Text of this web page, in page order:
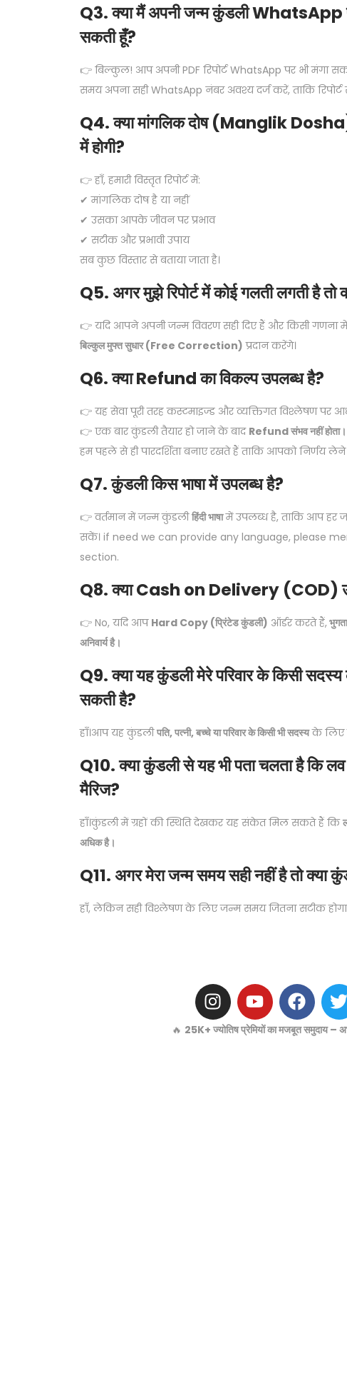
Q3. क्या मैं अपनी जन्म कुंडली WhatsApp
सकती हूँ?
👉 बिल्कुल! आप अपनी PDF रिपोर्ट WhatsApp पर भी मंगा
समय अपना सही WhatsApp नंबर अवश्य दर्ज करें, ताकि
Q4. क्या मांगलिक दोष (Manglik Dosha)
में होगी?
👉 हाँ, हमारी विस्तृत रिपोर्ट में:
✔ मांगलिक दोष है या नहीं
✔ उसका आपके जीवन पर प्रभाव
✔ सटीक और प्रभावी उपाय
सब कुछ विस्तार से बताया जाता है।
Q5. अगर मुझे रिपोर्ट में कोई गलती लगती है तो
👉 यदि आपने अपनी जन्म विवरण सही दिए हैं और किसी गणना में
बिल्कुल मुफ्त सुधार (Free Correction) प्रदान करेंगे।
Q6. क्या Refund का विकल्प उपलब्ध है?
👉 यह सेवा पूरी तरह कस्टमाइज्ड और व्यक्तिगत विश्लेषण पर
👉 एक बार कुंडली तैयार हो जाने के बाद Refund संभव नहीं होता।
हम पहले से ही पारदर्शिता बनाए रखते हैं ताकि आपको निर्णय
Q7. कुंडली किस भाषा में उपलब्ध है?
👉 वर्तमान में जन्म कुंडलीहिंदी भाषामें उपलब्ध है, ताकि आप हर
सकें। if need we can provide any language, please
section.
Q8. क्या Cash on Delivery (COD)
👉 No, यदि आप Hard Copy (प्रिंटेड कुंडली) ऑर्डर करते हैं,
अनिवार्य है।
Q9. क्या यह कुंडली मेरे परिवार के किसी सदस्य
सकती है?
हाँ।आप यह कुंडलीपति, पत्नी, बच्चे या परिवार के किसी भी सदस्यके लिए
Q10. क्या कुंडली से यह भी पता चलता है कि लव
मैरिज?
हाँ।कुंडली में ग्रहों की स्थिति देखकर यह संकेत मिल सकते हैं कि
अधिक है।
Q11. अगर मेरा जन्म समय सही नहीं है तो क्या
हाँ, लेकिन सही विश्लेषण के लिए जन्म समय जितना सटीक होगा
🔥 25K+ ज्योतिष प्रेमियों का मजबूत समुदाय –